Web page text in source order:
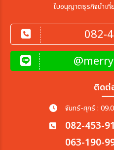
ใบอนุญาตธุรกิจนำเที่
082-
ติดต่
จันทร์-ศุกร์ :
082-453-
063-190-